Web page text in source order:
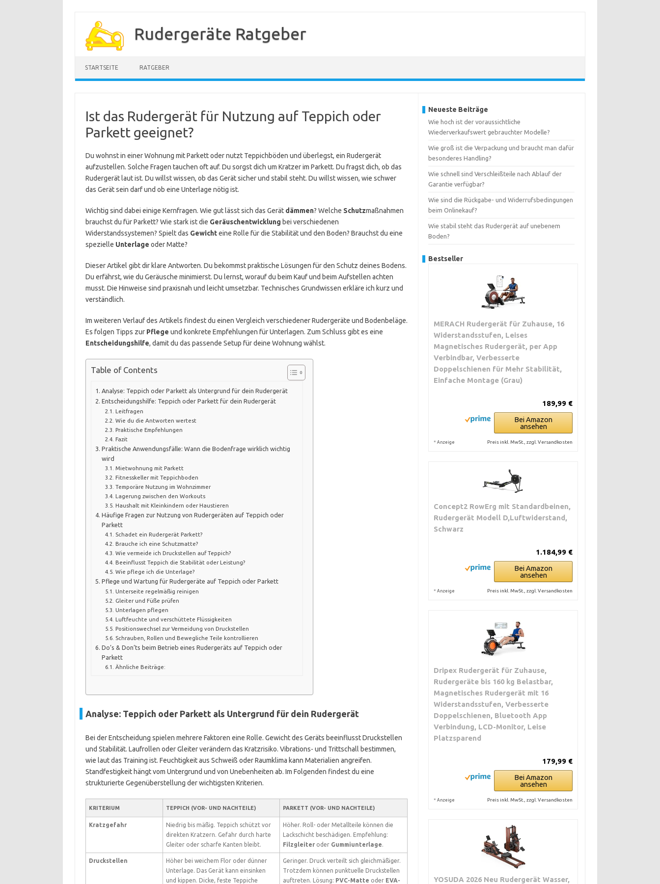
springen
Rudergeräte Ratgeber
STARTSEITE RATGEBER
Ist das Rudergerät für Nutzung auf Teppich oder
Parkett geeignet?
Du wohnst in einer Wohnung mit Parkett oder nutzt Teppichböden und überlegst, ein Rudergerät
aufzustellen. Solche Fragen tauchen oft auf. Du sorgst dich um Kratzer im Parkett. Du fragst dich, ob das
Rudergerät laut ist. Du willst wissen, ob das Gerät sicher und stabil steht. Du willst wissen, wie schwer
das Gerät sein darf und ob eine Unterlage nötig ist.
Wichtig sind dabei einige Kernfragen. Wie gut lässt sich das Gerät dämmen? Welche Schutzmaßnahmen
brauchst du für Parkett? Wie stark ist die Geräuschentwicklung bei verschiedenen
Widerstandssystemen? Spielt das Gewichteine Rolle für die Stabilität und den Boden? Brauchst du eine
spezielle Unterlage oder Matte?
Dieser Artikel gibt dir klare Antworten. Du bekommst praktische Lösungen für den Schutz deines Bodens.
Du erfährst, wie du Geräusche minimierst. Du lernst, worauf du beim Kauf und beim Aufstellen achten
musst. Die Hinweise sind praxisnah und leicht umsetzbar. Technisches Grundwissen erkläre ich kurz und
verständlich.
Im weiteren Verlauf des Artikels findest du einen Vergleich verschiedener Rudergeräte und Bodenbeläge.
Es folgen Tipps zur Pflege und konkrete Empfehlungen für Unterlagen. Zum Schluss gibt es eine
Entscheidungshilfe, damit du das passende Setup für deine Wohnung wählst.
Table of Contents
Analyse: Teppich oder Parkett als Untergrund für dein Rudergerät
Entscheidungshilfe: Teppich oder Parkett für dein Rudergerät
Leitfragen
Wie du die Antworten wertest
Praktische Empfehlungen
Fazit
Praktische Anwendungsfälle: Wann die Bodenfrage wirklich wichtig
wird
Mietwohnung mit Parkett
Fitnesskeller mit Teppichboden
Temporäre Nutzung im Wohnzimmer
Lagerung zwischen den Workouts
Haushalt mit Kleinkindern oder Haustieren
Häufige Fragen zur Nutzung von Rudergeräten auf Teppich oder
Parkett
Schadet ein Rudergerät Parkett?
Brauche ich eine Schutzmatte?
Wie vermeide ich Druckstellen auf Teppich?
Beeinflusst Teppich die Stabilität oder Leistung?
Wie pflege ich die Unterlage?
Pflege und Wartung für Rudergeräte auf Teppich oder Parkett
Unterseite regelmäßig reinigen
Gleiter und Füße prüfen
Unterlagen pflegen
Luftfeuchte und verschüttete Flüssigkeiten
Positionswechsel zur Vermeidung von Druckstellen
Schrauben, Rollen und Bewegliche Teile kontrollieren
Do’s & Don’ts beim Betrieb eines Rudergeräts auf Teppich oder
Parkett
Ähnliche Beiträge:
Analyse: Teppich oder Parkett als Untergrund für dein Rudergerät
Bei der Entscheidung spielen mehrere Faktoren eine Rolle. Gewicht des Geräts beeinflusst Druckstellen
und Stabilität. Laufrollen oder Gleiter verändern das Kratzrisiko. Vibrations- und Trittschall bestimmen,
wie laut das Training ist. Feuchtigkeit aus Schweiß oder Raumklima kann Materialien angreifen.
Standfestigkeit hängt vom Untergrund und von Unebenheiten ab. Im Folgenden findest du eine
strukturierte Gegenüberstellung der wichtigsten Kriterien.
KRITERIUM TEPPICH (VOR- UND NACHTEILE) PARKETT (VOR- UND NACHTEILE)
Kratzgefahr
Niedrig bis mäßig. Teppich schützt vor
direkten Kratzern. Gefahr durch harte
Gleiter oder scharfe Kanten bleibt.
Höher. Roll- oder Metallteile können die
Lackschicht beschädigen. Empfehlung:
Filzgleiteroder Gummiunterlage.
Druckstellen
Höher bei weichem Flor oder dünner
Unterlage. Das Gerät kann einsinken
und kippen. Dicke, feste Teppiche
Geringer. Druck verteilt sich gleichmäßiger.
Trotzdem können punktuelle Druckstellen
auftreten. Lösung: PVC-Matte oder EVA-
Neueste Beiträge
Wie hoch ist der voraussichtliche
Wiederverkaufswert gebrauchter Modelle?
Wie groß ist die Verpackung und braucht man dafür
besonderes Handling?
Wie schnell sind Verschleißteile nach Ablauf der
Garantie verfügbar?
Wie sind die Rückgabe- und Widerrufsbedingungen
beim Onlinekauf?
Wie stabil steht das Rudergerät auf unebenem
Boden?
Bestseller
MERACH Rudergerät für Zuhause, 16
Widerstandsstufen, Leises
Magnetisches Rudergerät, per App
Verbindbar, Verbesserte
Doppelschienen für Mehr Stabilität,
Einfache Montage (Grau)
189,99 €
Bei Amazon
ansehen
* Anzeige Preis inkl. MwSt., zzgl. Versandkosten
Concept2 RowErg mit Standardbeinen,
Rudergerät Modell D,Luftwiderstand,
Schwarz
1.184,99 €
Bei Amazon
ansehen
* Anzeige Preis inkl. MwSt., zzgl. Versandkosten
Dripex Rudergerät für Zuhause,
Rudergeräte bis 160 kg Belastbar,
Magnetisches Rudergerät mit 16
Widerstandsstufen, Verbesserte
Doppelschienen, Bluetooth App
Verbindung, LCD-Monitor, Leise
Platzsparend
179,99 €
Bei Amazon
ansehen
* Anzeige Preis inkl. MwSt., zzgl. Versandkosten
YOSUDA 2026 Neu Rudergerät Wasser,